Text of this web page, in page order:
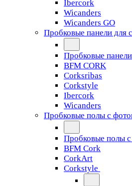
Ibercork
Wicanders
Wicanders GO
Пробковые панели для
Пробковые
BFM CORK
Corksribas
Corkstyle
Ibercork
Wicanders
Пробковые полы с
Пробковые полы
BFM Cork
CorkArt
Corkstyle